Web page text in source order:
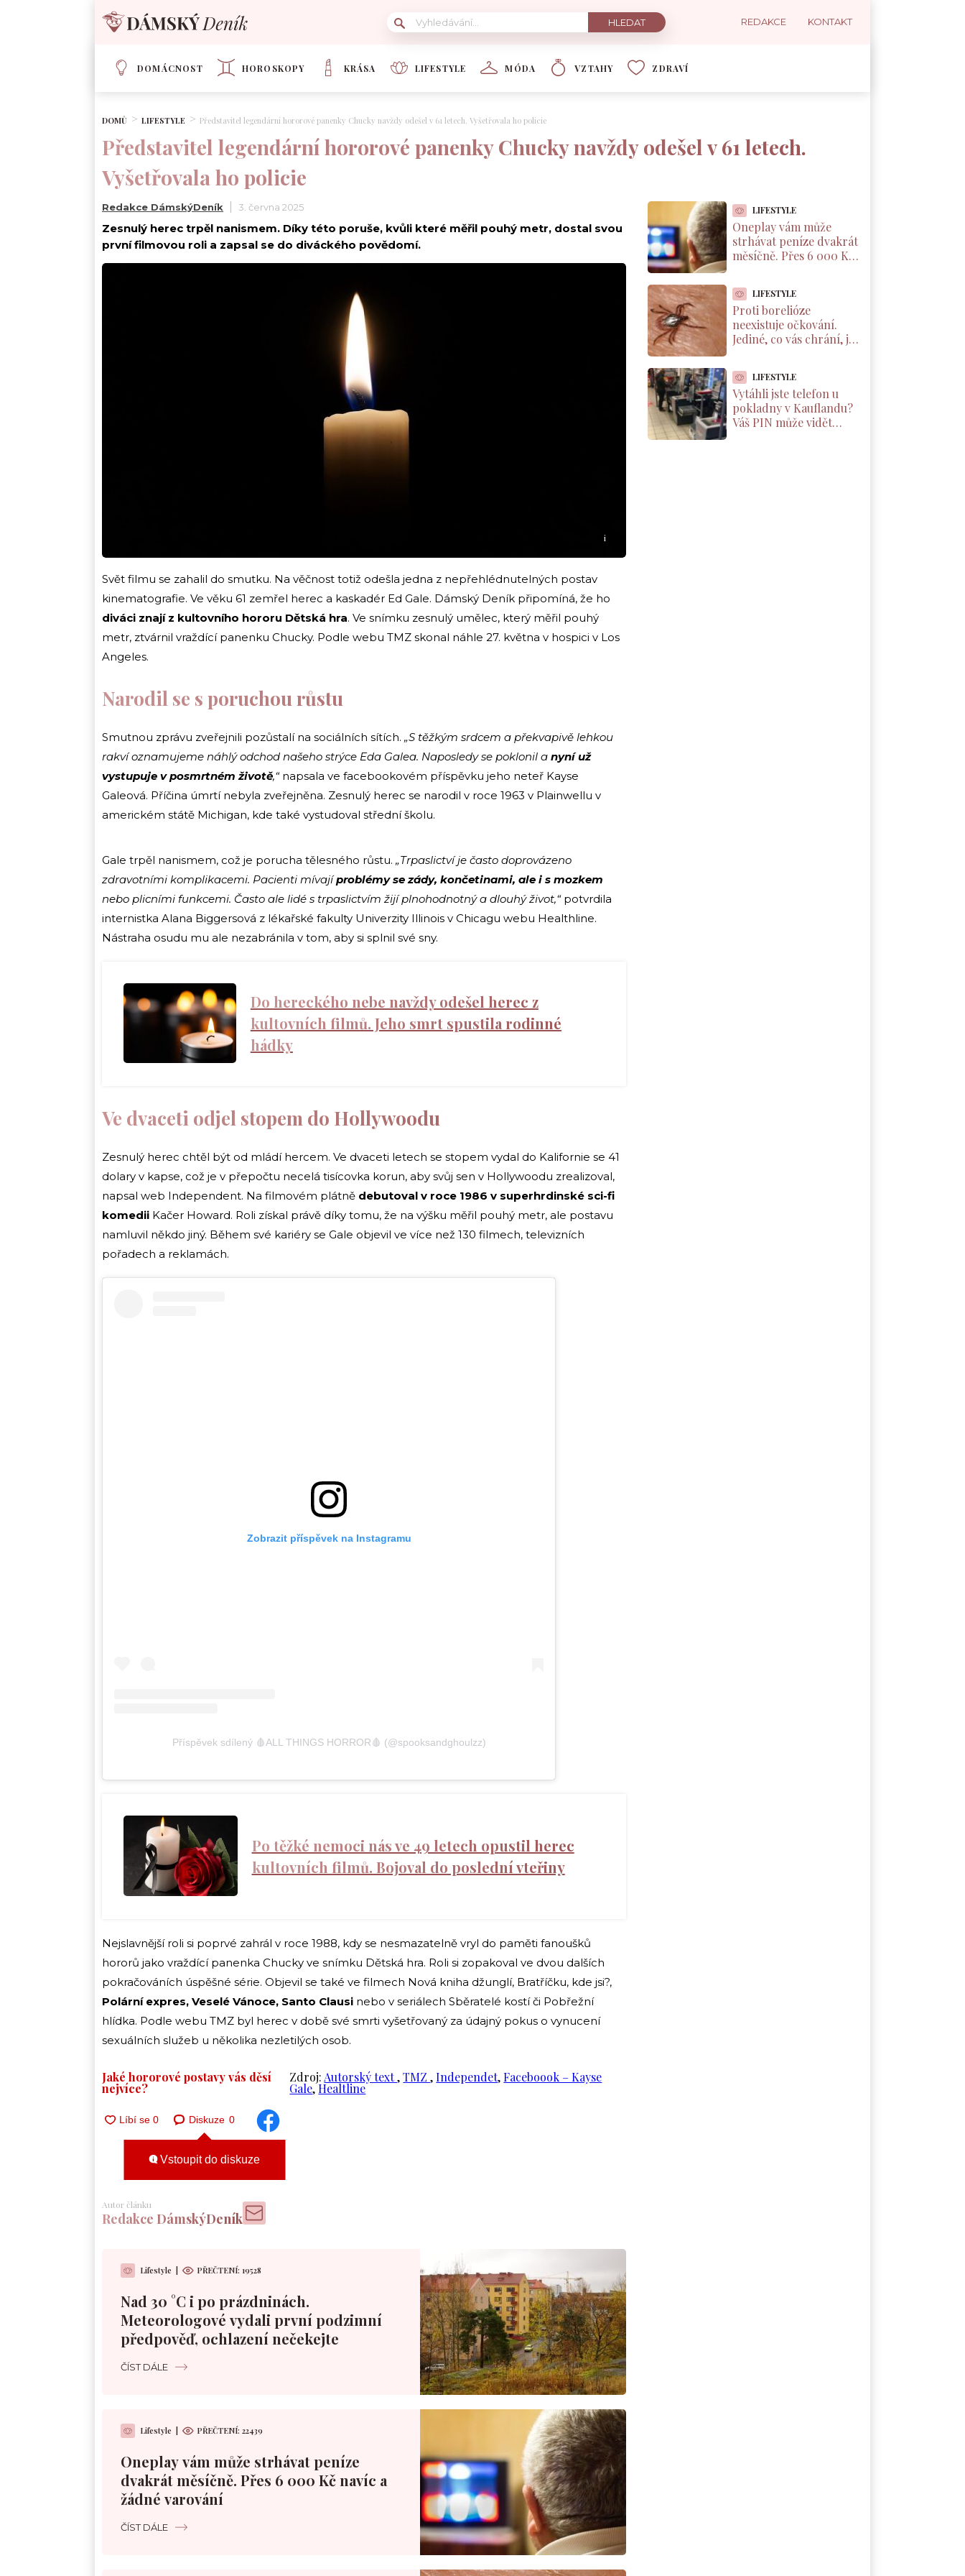
REDAKCE KONTAKT
DOMÁCNOST HOROSKOPY KRÁSA LIFESTYLE MÓDA VZTAHY ZDRAVÍ
DOMŮ LIFESTYLE Představitel legendární hororové panenky Chucky navždy odešel v 61 letech. Vyšetřovala ho policie
Představitel legendární hororové panenky Chucky navždy odešel v 61 letech.
Vyšetřovala ho policie
Redakce DámskýDeník 3. června 2025
Zesnulý herec trpěl nanismem. Díky této poruše, kvůli které měřil pouhý metr, dostal svou
první filmovou roli a zapsal se do diváckého povědomí.
i
Svět filmu se zahalil do smutku. Na věčnost totiž odešla jedna z nepřehlédnutelných postav
kinematografie. Ve věku 61 zemřel herec a kaskadér Ed Gale. Dámský Deník připomíná, že ho
diváci znají z kultovního hororu Dětská hra. Ve snímku zesnulý umělec, který měřil pouhý
metr, ztvárnil vraždící panenku Chucky. Podle webu TMZ skonal náhle 27. května v hospici v Los
Angeles.
Narodil se s poruchou růstu
Smutnou zprávu zveřejnili pozůstalí na sociálních sítích. „S těžkým srdcem a překvapivě lehkou
rakví oznamujeme náhlý odchod našeho strýce Eda Galea. Naposledy se poklonil a nyní už
vystupuje v posmrtném životě,“napsala ve facebookovém příspěvku jeho neteř Kayse
Galeová. Příčina úmrtí nebyla zveřejněna. Zesnulý herec se narodil v roce 1963 v Plainwellu v
americkém státě Michigan, kde také vystudoval střední školu.
Gale trpěl nanismem, což je porucha tělesného růstu. „Trpaslictví je často doprovázeno
zdravotními komplikacemi. Pacienti mívajíproblémy se zády, končetinami, ale i s mozkem
nebo plicními funkcemi. Často ale lidé s trpaslictvím žijí plnohodnotný a dlouhý život,“potvrdila
internistka Alana Biggersová z lékařské fakulty Univerzity Illinois v Chicagu webu Healthline.
Nástraha osudu mu ale nezabránila v tom, aby si splnil své sny.
Do hereckého nebe navždy odešel herec z
kultovních filmů. Jeho smrt spustila rodinné
hádky
Ve dvaceti odjel stopem do Hollywoodu
Zesnulý herec chtěl být od mládí hercem. Ve dvaceti letech se stopem vydal do Kalifornie se 41
dolary v kapse, což je v přepočtu necelá tisícovka korun, aby svůj sen v Hollywoodu zrealizoval,
napsal web Independent. Na filmovém plátně debutoval v roce 1986 v superhrdinské sci-fi
komedii Kačer Howard. Roli získal právě díky tomu, že na výšku měřil pouhý metr, ale postavu
namluvil někdo jiný. Během své kariéry se Gale objevil ve více než 130 filmech, televizních
pořadech a reklamách.
Zobrazit příspěvek na Instagramu
Příspěvek sdílený 🩸ALL THINGS HORROR🩸 (@spooksandghoulzz)
Po těžké nemoci nás ve 49 letech opustil herec
kultovních filmů. Bojoval do poslední vteřiny
Nejslavnější roli si poprvé zahrál v roce 1988, kdy se nesmazatelně vryl do paměti fanoušků
hororů jako vraždící panenka Chucky ve snímku Dětská hra. Roli si zopakoval ve dvou dalších
pokračováních úspěšné série. Objevil se také ve filmech Nová kniha džunglí, Bratříčku, kde jsi?,
Polární expres, Veselé Vánoce, Santo Clausi nebo v seriálech Sběratelé kostí či Pobřežní
hlídka. Podle webu TMZ byl herec v době své smrti vyšetřovaný za údajný pokus o vynucení
sexuálních služeb u několika nezletilých osob.
Jaké hororové postavy vás děsí
nejvíce?
Zdroj: Autorský text,TMZ,Independet,Faceboook – Kayse
Gale,Healtline
Diskuze 0
Vstoupit do diskuze
Autor článku
Redakce DámskýDeník
Lifestyle PŘEČTENÍ: 19528
Nad 30 °C i po prázdninách.
Meteorologové vydali první podzimní
předpověď, ochlazení nečekejte
ČÍST DÁLE
Lifestyle PŘEČTENÍ: 22439
Oneplay vám může strhávat peníze
dvakrát měsíčně. Přes 6 000 Kč navíc a
žádné varování
ČÍST DÁLE
LIFESTYLE
Oneplay vám může
strhávat peníze dvakrát
měsíčně. Přes 6 000 Kč
LIFESTYLE
Proti borelióze
neexistuje očkování.
Jediné, co vás chrání, je
klíštěte. Většina Čechů
to dělá špatně
LIFESTYLE
Vytáhli jste telefon u
pokladny v Kauflandu?
Váš PIN může vidět